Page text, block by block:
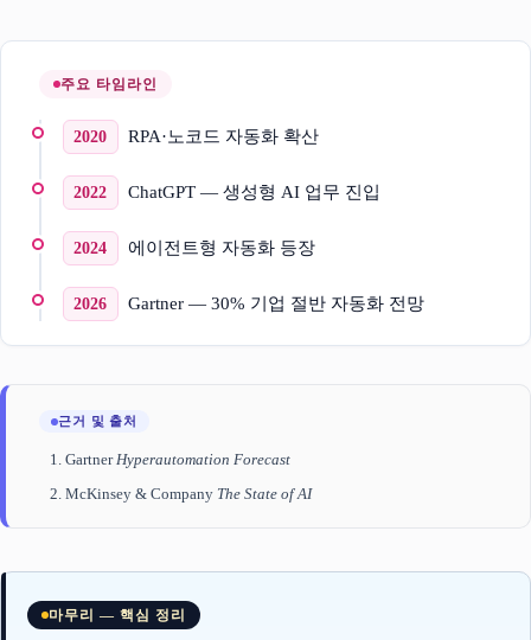
주요 타임라인
2020 RPA·노코드 자동화 확산
2022 ChatGPT — 생성형 AI 업무 진입
2024 에이전트형 자동화 등장
2026 Gartner — 30% 기업 절반 자동화 전망
근거 및 출처
GartnerHyperautomation Forecast
McKinsey & Company The State of AI
마무리 — 핵심 정리